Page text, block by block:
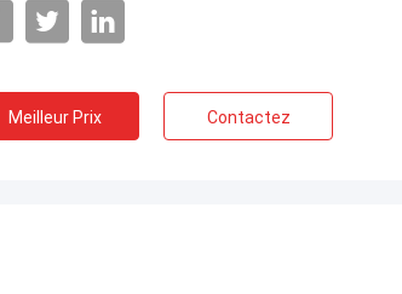
Meilleur Prix Contactez